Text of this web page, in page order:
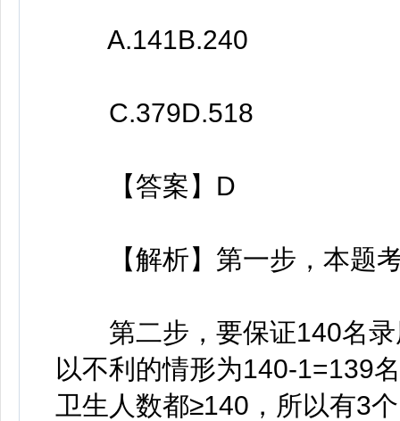
A.141B.240
C.379D.518
【答案】D
【解析】第一步，本题考
第二步，要保证140名录
以不利的情形为140-1=139
卫生人数都≥140，所以有3